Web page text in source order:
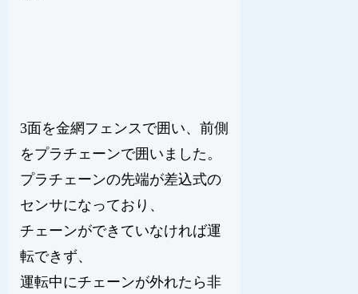
3面を金網フェンスで囲い、前側
をプラチェーンで囲いました。
プラチェーンの先端が差込式の
センサになっており、
チェーンができていなければ運
転できず、
運転中にチェーンが外れたら非